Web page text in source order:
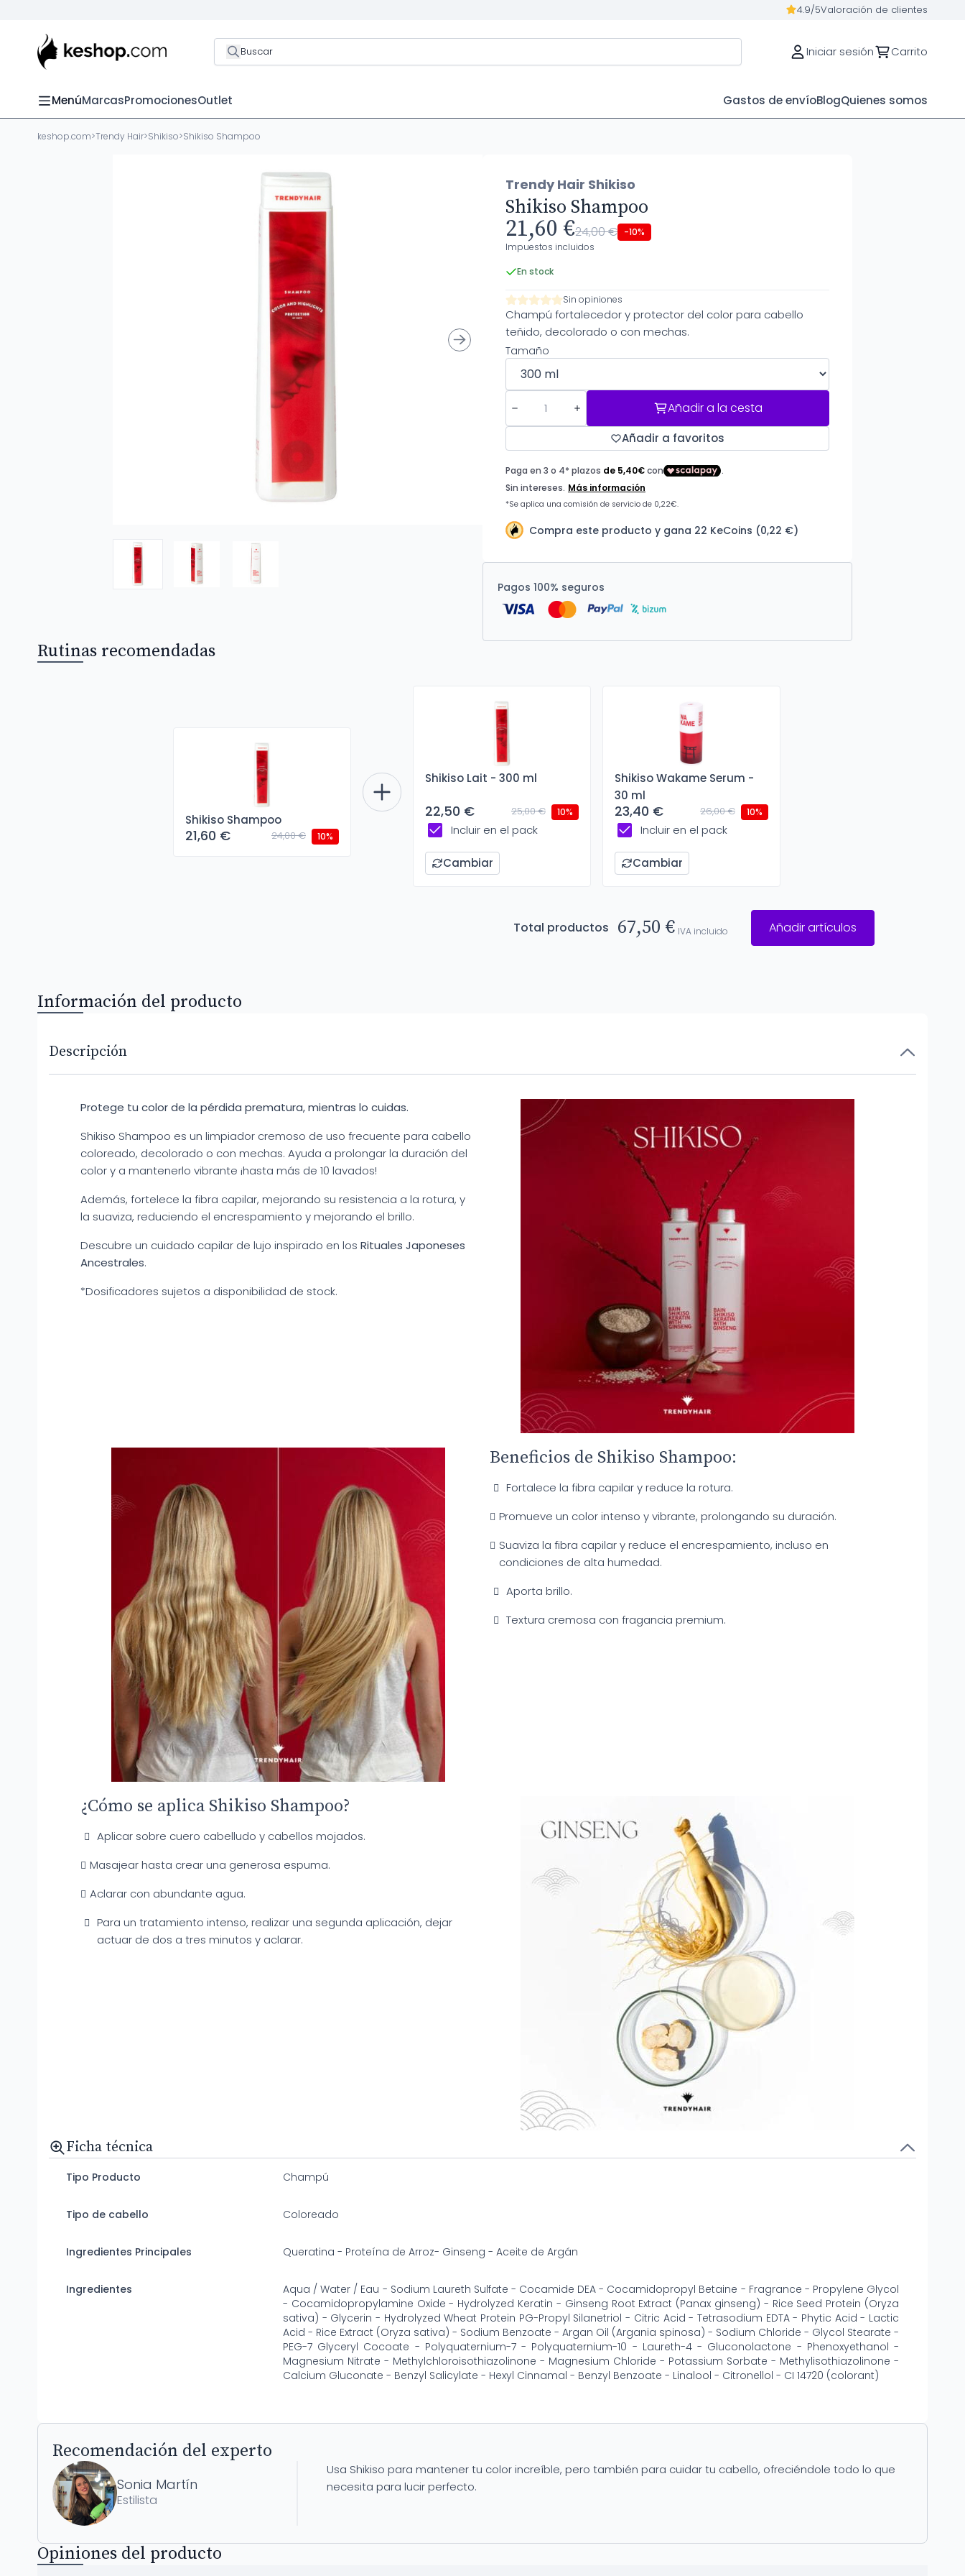
4.9/5Valoración de clientes
Buscar Iniciar sesión Carrito
MenúMarcasPromocionesOutlet Gastos de envíoBlogQuienes somos
keshop.com>Trendy Hair>Shikiso>Shikiso Shampoo
Trendy Hair Shikiso
Shikiso Shampoo
21,60 €24,00 € -10%
Impuestos incluidos
En stock
Sin opiniones
Champú fortalecedor y protector del color para cabello
teñido, decolorado o con mechas.
Tamaño
Añadir a la cesta
Añadir a favoritos
Compra este producto y gana 22 KeCoins (0,22 €)
Pagos 100% seguros
Rutinas recomendadas
Shikiso Shampoo
21,60 € 24,00 € 10%
Shikiso Lait - 300 ml
22,50 € 25,00 € 10%
Incluir en el pack
Cambiar
Shikiso Wakame Serum -
30 ml
23,40 € 26,00 € 10%
Incluir en el pack
Cambiar
Total productos 67,50 € IVA incluido Añadir artículos
Información del producto
Descripción
Protege tu color de la pérdida prematura, mientras lo cuidas.
Shikiso Shampoo es un limpiador cremoso de uso frecuente para cabello
coloreado, decolorado o con mechas. Ayuda a prolongar la duración del
color y a mantenerlo vibrante ¡hasta más de 10 lavados!
Además, fortelece la fibra capilar, mejorando su resistencia a la rotura, y
la suaviza, reduciendo el encrespamiento y mejorando el brillo.
Descubre un cuidado capilar de lujo inspirado en los Rituales Japoneses
Ancestrales.
*Dosificadores sujetos a disponibilidad de stock.
Beneficios de Shikiso Shampoo:
Fortalece la fibra capilar y reduce la rotura.
Promueve un color intenso y vibrante, prolongando su duración.
Suaviza la fibra capilar y reduce el encrespamiento, incluso en
condiciones de alta humedad.
Aporta brillo.
Textura cremosa con fragancia premium.
¿Cómo se aplica Shikiso Shampoo?
Aplicar sobre cuero cabelludo y cabellos mojados.
Masajear hasta crear una generosa espuma.
Aclarar con abundante agua.
Para un tratamiento intenso, realizar una segunda aplicación, dejar
actuar de dos a tres minutos y aclarar.
Ficha técnica
Tipo Producto Champú
Tipo de cabello Coloreado
Ingredientes Principales Queratina - Proteína de Arroz- Ginseng - Aceite de Argán
Ingredientes
Aqua / Water / Eau - Sodium Laureth Sulfate - Cocamide DEA - Cocamidopropyl Betaine - Fragrance - Propylene Glycol
- Cocamidopropylamine Oxide - Hydrolyzed Keratin - Ginseng Root Extract (Panax ginseng) - Rice Seed Protein (Oryza
sativa) - Glycerin - Hydrolyzed Wheat Protein PG-Propyl Silanetriol - Citric Acid - Tetrasodium EDTA - Phytic Acid - Lactic
Acid - Rice Extract (Oryza sativa) - Sodium Benzoate - Argan Oil (Argania spinosa) - Sodium Chloride - Glycol Stearate -
PEG-7 Glyceryl Cocoate - Polyquaternium-7 - Polyquaternium-10 - Laureth-4 - Gluconolactone - Phenoxyethanol -
Magnesium Nitrate - Methylchloroisothiazolinone - Magnesium Chloride - Potassium Sorbate - Methylisothiazolinone -
Calcium Gluconate - Benzyl Salicylate - Hexyl Cinnamal - Benzyl Benzoate - Linalool - Citronellol - CI 14720 (colorant)
Recomendación del experto
Sonia Martín
Estilista
Usa Shikiso para mantener tu color increíble, pero también para cuidar tu cabello, ofreciéndole todo lo que
necesita para lucir perfecto.
Opiniones del producto